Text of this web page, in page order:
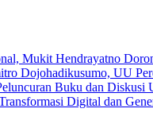
Mukit Hendrayatno
Dojohadikusumo, UU
Buku dan Diskusi
Digital dan